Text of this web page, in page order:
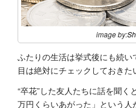
image by:
ふたりの生活は挙式後にも続い
目は絶対にチェックしておきた
“卒花”した友人たちに話を聞
万円くらいあがった」という